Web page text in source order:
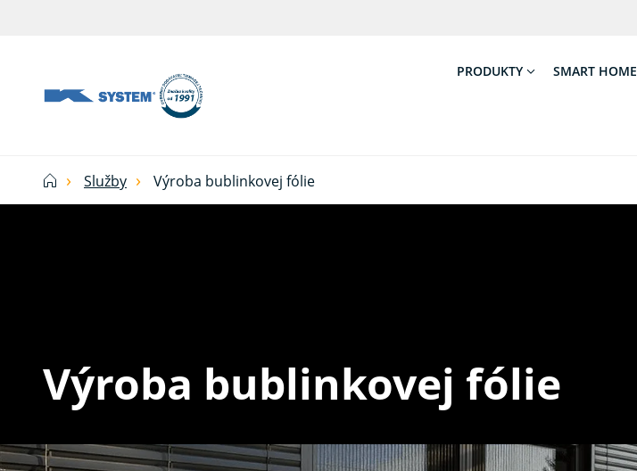
technika
domácnosť
od
PRODUKTY SMART HOME
Služby Výroba bublinkovej fólie
Výroba bublinkovej fólie